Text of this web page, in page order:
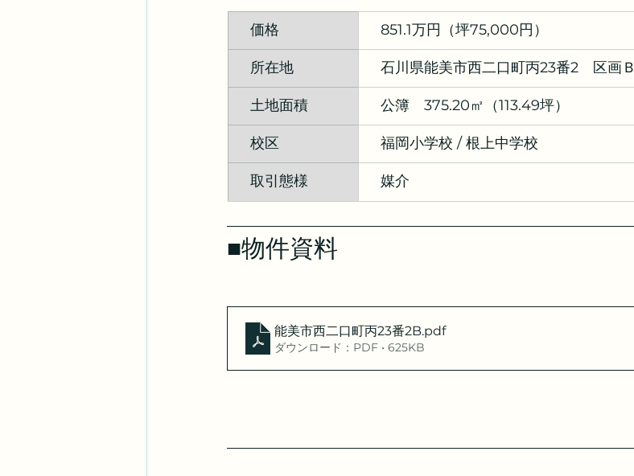
価格 851.1万円（坪75,000円）
所在地 石川県能美市西二口町丙23番2　区画Ｂ
土地面積 公簿　375.20㎡（113.49坪）
校区 福岡小学校 / 根上中学校
取引態様 媒介
■物件資料
能美市西二口町丙23番2B.pdf
ダウンロード：PDF • 625KB